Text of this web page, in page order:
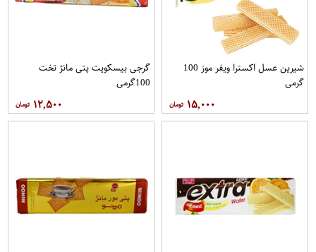
شیرین عسل اکسترا ویفر موز 100
گرمی
۱۵,۰۰۰
گرجی بیسکویت پتی مانژ تخت
100گرمی
۱۲,۵۰۰